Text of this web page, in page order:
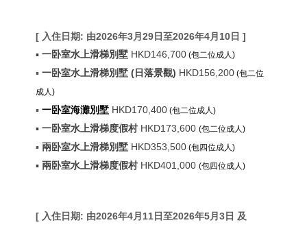
[ 入住日期: 由2026年3月29日至2026年4月10日]
▪ 一卧室水上滑梯別墅 HKD146,700 (包二位成人)
▪一卧室水上滑梯別墅 (日落景觀) HKD156,200 (包二位
成人)
▪一卧室海灘別墅 HKD170,400 (包二位成人)
▪ 一卧室水上滑梯度假村 HKD173,600(包二位成人)
▪兩卧室水上滑梯別墅 HKD353,500 (包四位成人)
▪ 兩卧室水上滑梯度假村 HKD401,000(包四位成人)
[ 入住日期: 由2026年4月11日至2026年5月3日 及